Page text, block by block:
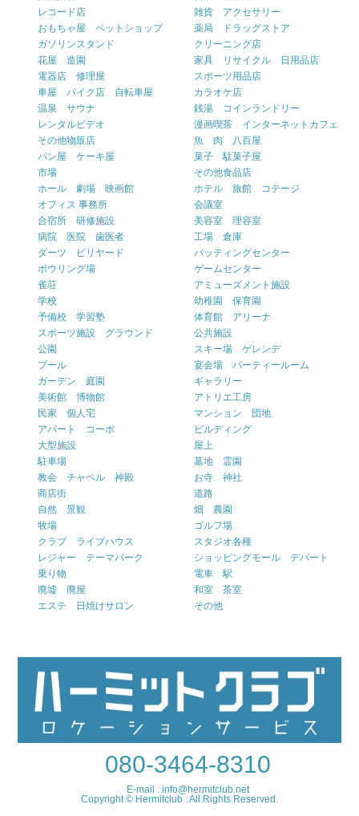
レコード店
雑貨 アクセサリー
おもちゃ屋 ペットショップ
薬局 ドラッグストア
ガソリンスタンド
クリーニング店
花屋 造園
家具 リサイクル 日用品店
電器店 修理屋
スポーツ用品店
車屋 バイク店 自転車屋
カラオケ店
温泉 サウナ
銭湯 コインランドリー
レンタルビデオ
漫画喫茶 インターネットカフェ
その他物販店
魚 肉 八百屋
パン屋 ケーキ屋
菓子 駄菓子屋
市場
その他食品店
ホール 劇場 映画館
ホテル 旅館 コテージ
オフィス 事務所
会議室
合宿所 研修施設
美容室 理容室
病院 医院 歯医者
工場 倉庫
ダーツ ビリヤード
バッティングセンター
ボウリング場
ゲームセンター
雀荘
アミューズメント施設
学校
幼稚園 保育園
予備校 学習塾
体育館 アリーナ
スポーツ施設 グラウンド
公共施設
公園
スキー場 ゲレンデ
プール
宴会場 パーティールーム
ガーデン 庭園
ギャラリー
美術館 博物館
アトリエ工房
民家 個人宅
マンション 団地
アパート コーポ
ビルディング
大型施設
屋上
駐車場
墓地 霊園
教会 チャペル 神殿
お寺 神社
商店街
道路
自然 景観
畑 農園
牧場
ゴルフ場
クラブ ライブハウス
スタジオ各種
レジャー テーマパーク
ショッピングモール デパート
乗り物
電車 駅
廃墟 廃屋
和室 茶室
エステ 日焼けサロン
その他
080-3464-8310
E-mail : info@hermitclub.net
Copyright © Hermitclub . All Rights Reserved.